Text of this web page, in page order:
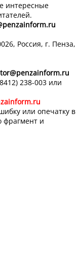
интересные
Россия, г. Пенза,
@penzainform.ru
238-003 или
или опечатку в
фрагмент и